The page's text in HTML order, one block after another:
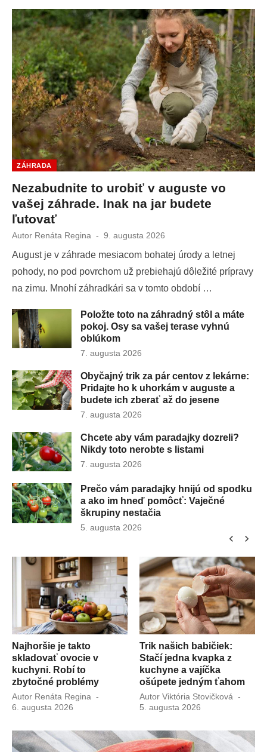
ZÁHRADA
Nezabudnite to urobiť v auguste vo
vašej záhrade. Inak na jar budete
ľutovať
Autor Renáta Regina
Publikované
9. augusta 2026
August je v záhrade mesiacom bohatej úrody a letnej
pohody, no pod povrchom už prebiehajú dôležité prípravy
na zimu. Mnohí záhradkári sa v tomto období …
Položte toto na záhradný stôl a máte
pokoj. Osy sa vašej terase vyhnú
oblúkom
Publikované
7. augusta 2026
Obyčajný trik za pár centov z lekárne:
Pridajte ho k uhorkám v auguste a
budete ich zberať až do jesene
Publikované
7. augusta 2026
Chcete aby vám paradajky dozreli?
Nikdy toto nerobte s listami
Publikované
7. augusta 2026
Prečo vám paradajky hnijú od spodku
a ako im hneď pomôcť: Vaječné
škrupiny nestačia
Publikované
5. augusta 2026
Najhoršie je takto
skladovať ovocie v
kuchyni. Robí to
zbytočné problémy
Autor Renáta Regina
Publikované
6. augusta 2026
Trik našich babičiek:
Stačí jedna kvapka z
kuchyne a vajíčka
ošúpete jedným ťahom
Autor Viktória Stovičková
5. augusta 2026
chevron_left chevron_right